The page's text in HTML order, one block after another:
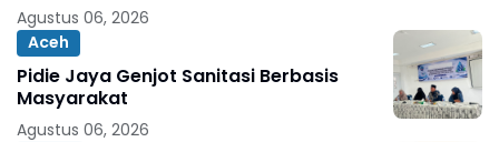
Agustus 06, 2026
Aceh
Pidie Jaya Genjot Sanitasi Berbasis
Masyarakat
Agustus 06, 2026